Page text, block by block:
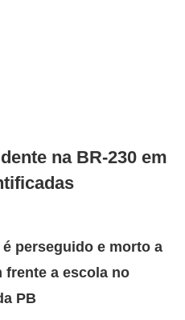
na BR-230 em
é perseguido e morto a
frente a escola no
PB